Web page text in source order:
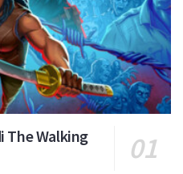
The Walking